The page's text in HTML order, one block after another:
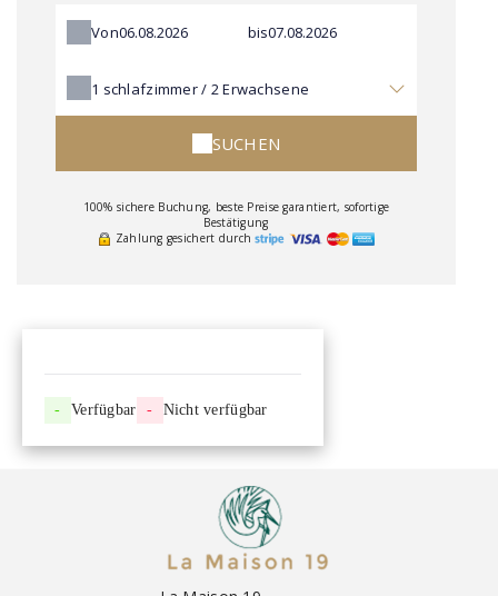
Von bis
1 schlafzimmer / 2Erwachsene
SUCHEN
100% sichere Buchung, beste Preise garantiert, sofortige
Bestätigung
Zahlung gesichert durch
- Verfügbar - Nicht verfügbar